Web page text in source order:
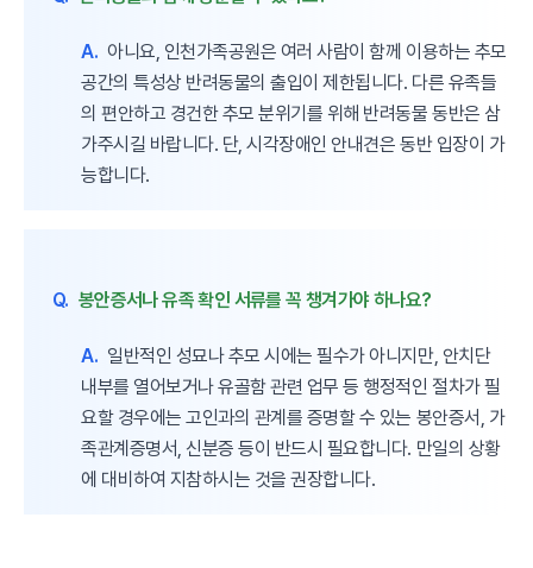
A. 아니요, 인천가족공원은 여러 사람이 함께 이용하는 추모
공간의 특성상 반려동물의 출입이 제한됩니다. 다른 유족들
의 편안하고 경건한 추모 분위기를 위해 반려동물 동반은 삼
가주시길 바랍니다. 단, 시각장애인 안내견은 동반 입장이 가
능합니다.
Q. 봉안증서나 유족 확인 서류를 꼭 챙겨가야 하나요?
A. 일반적인 성묘나 추모 시에는 필수가 아니지만, 안치단
내부를 열어보거나 유골함 관련 업무 등 행정적인 절차가 필
요할 경우에는 고인과의 관계를 증명할 수 있는 봉안증서, 가
족관계증명서, 신분증 등이 반드시 필요합니다. 만일의 상황
에 대비하여 지참하시는 것을 권장합니다.